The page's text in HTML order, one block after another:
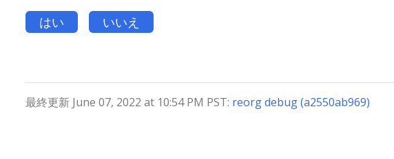
はい いいえ
最終更新 June 07, 2022 at 10:54 PM PST: reorg debug (a2550ab969)